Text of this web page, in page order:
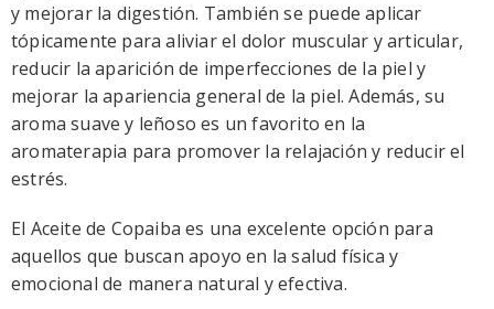
y mejorar la digestión. También se puede aplicar
tópicamente para aliviar el dolor muscular y articular,
reducir la aparición de imperfecciones de la piel y
mejorar la apariencia general de la piel. Además, su
aroma suave y leñoso es un favorito en la
aromaterapia para promover la relajación y reducir el
estrés.
El Aceite de Copaiba es una excelente opción para
aquellos que buscan apoyo en la salud física y
emocional de manera natural y efectiva.